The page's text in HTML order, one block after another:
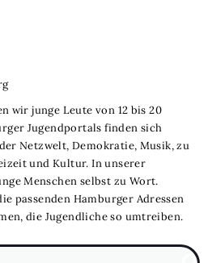
wir junge Leute von 12 bis 20
Jugendportals finden sich
Netzwelt, Demokratie, Musik, zu
und Kultur. In unserer
Menschen selbst zu Wort.
passenden Hamburger Adressen
die Jugendliche so umtreiben.